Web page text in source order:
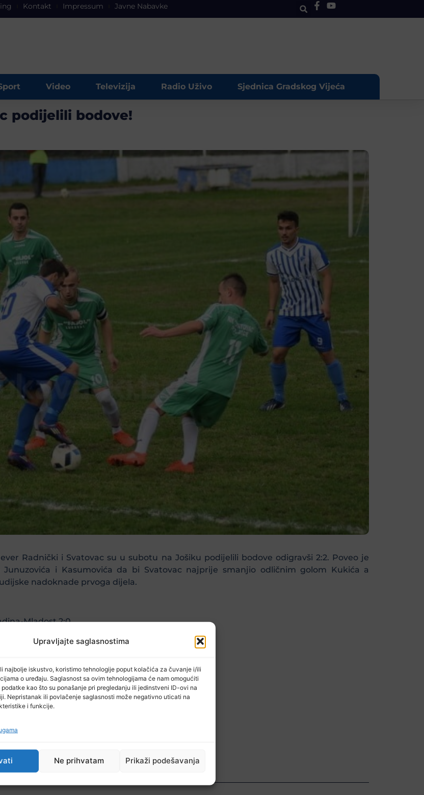
Upravljajte saglasnostima
najbolje iskustvo, koristimo tehnologije poput kolačića za čuvanje i/ili
o uređaju. Saglasnost sa ovim tehnologijama će nam omogućiti
podatke kao što su ponašanje pri pregledanju ili jedinstveni ID-ovi na
Nepristanak ili povlačenje saglasnosti može negativno uticati na
i funkcije.
Ne prihvatam Prikaži podešavanja
Kontakt Impressum Javne Nabavke
Video Televizija Radio Uživo Sjednica Gradskog Vijeća
podijelili bodove!
Radnički i Svatovac su u subotu na Jošiku podijelili bodove odigravši 2:2. Poveo je
i Kasumovića da bi Svatovac najprije smanjio odličnim golom Kukića a
nadoknade prvoga dijela.
Mladost 2:0